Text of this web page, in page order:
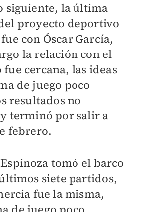
siguiente, la última
proyecto deportivo
con Óscar García,
la relación con el
fue cercana, las ideas
de juego poco
resultados no
terminó por salir a
febrero.
tomó el barco
siete partidos,
fue la misma,